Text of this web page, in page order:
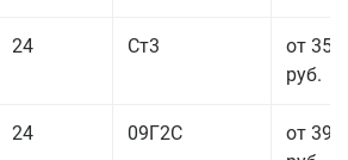
24 Ст3
от 35
руб.
24 09Г2С
от 39